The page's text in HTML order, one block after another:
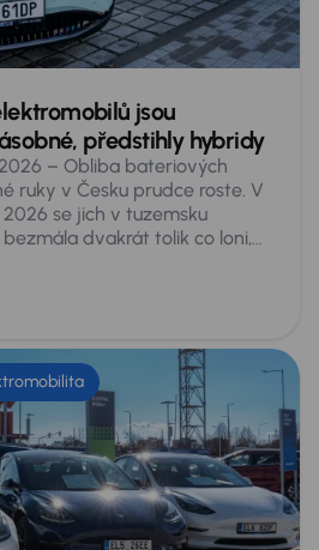
jsou
předstihly hybridy
– Obliba bateriových
ruky v Česku prudce roste. V
se jich v tuzemsku
bezmála dvakrát tolik co loni,
nového majitele 6 051
na celém sekundárním
to z analýzy dat
sekundární trh, provedené
provozovatele sítí
a Mototechna. Také v nich
domácím trhu více než